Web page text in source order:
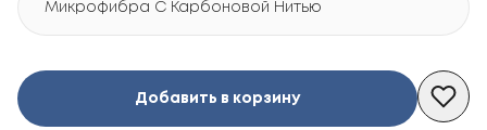
Микрофибра С Карбоновой Нитью
Добавить в корзину